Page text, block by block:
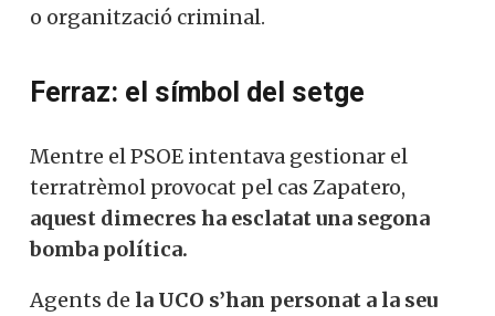
o organització criminal.
Ferraz: el símbol del setge
Mentre el PSOE intentava gestionar el
terratrèmol provocat pel cas Zapatero,
aquest dimecres ha esclatat una segona
bomba política.
Agents de la UCO s’han personat a la seu